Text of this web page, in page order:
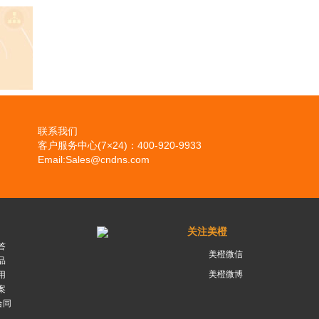
联系我们
客户服务中心(7×24)：400-920-9933
Email:Sales@cndns.com
同
关注美橙
美橙微信
美橙微博